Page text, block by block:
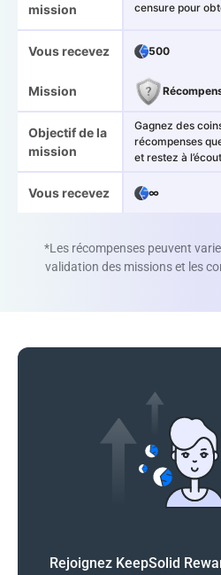
mission
censure pour
Vous recevez 500
Mission
Objectif de la
mission
Gagnez des
récompenses
et restez à
Vous recevez ∞
*Les récompenses peuvent
validation des missions et les
Rejoignez KeepSolid